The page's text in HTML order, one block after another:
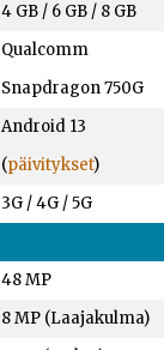
4 GB/ 6 GB/ 8 GB
Qualcomm
Snapdragon 750G
Android 13
(päivitykset)
3G / 4G / 5G
48 MP
8 MP (Laajakulma)